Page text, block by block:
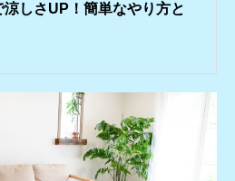
しさUP！簡単なやり方と